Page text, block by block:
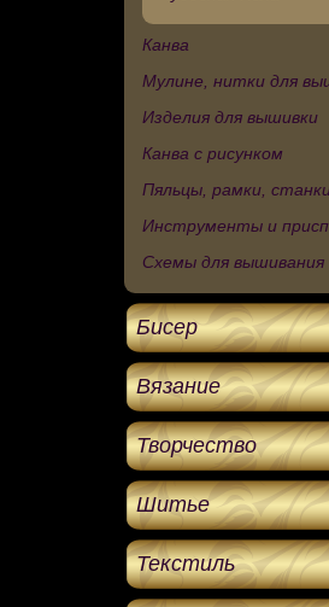
Канва
Мулине, нитки для
Изделия для вышивки
Канва с рисунком
Пяльцы, рамки,
Инструменты и
Схемы для вышивания
Бисер
Вязание
Творчество
Шитье
Текстиль